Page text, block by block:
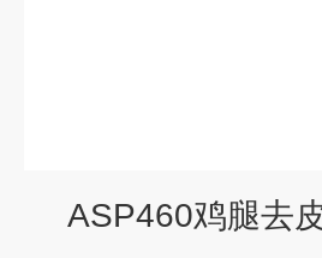
ASP460鸡腿去